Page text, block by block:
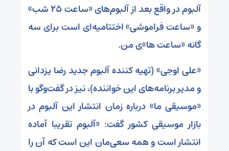
آلبوم در واقع بعد از آلبوم‌های «ساعت ۲۵ شب»
و «ساعت فراموشی» اختتامیه‌ای است برای سه
گانه «ساعت ها»‌ی من.
«علی اوجی» (تهیه کننده آلبوم جدید رضا یزدانی
و مدیر برنامه‌های این خواننده)، نیز در گفت‌وگو با
«موسیقی ما» درباره زمان انتشار این آلبوم در
بازار موسیقی کشور گفت: «آلبوم تقریبا آماده
انتشار است و همه سعی‌مان این است که آن را